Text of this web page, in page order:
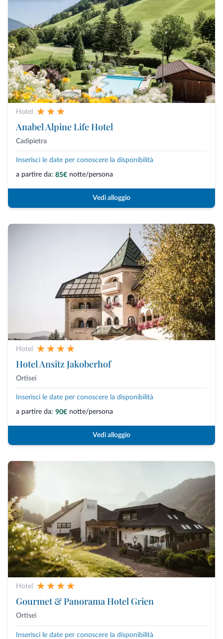
Hotel
Anabel Alpine Life Hotel
Cadipietra
Inserisci le date per conoscere la disponibilità
a partire da: 85€ notte/persona
Vedi alloggio
Hotel
Hotel Ansitz Jakoberhof
Ortisei
Inserisci le date per conoscere la disponibilità
a partire da: 90€ notte/persona
Vedi alloggio
Hotel
Gourmet & Panorama Hotel Grien
Ortisei
Inserisci le date per conoscere la disponibilità